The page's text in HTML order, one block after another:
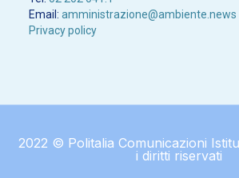
Email: amministrazione@ambiente.news
Privacy policy
2022 © Politalia Comunicazioni
i diritti riservati